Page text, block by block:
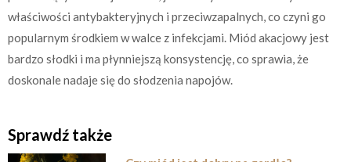
właściwości antybakteryjnych i przeciwzapalnych, co czyni go
popularnym środkiem w walce z infekcjami. Miód akacjowy jest
bardzo słodki i ma płynniejszą konsystencję, co sprawia, że
doskonale nadaje się do słodzenia napojów.
Sprawdź także